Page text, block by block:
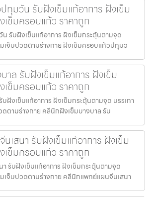
ทุมวัน รับฝังเข็มแก้อาการ ฝังเข็ม
ข็มครอบแก้ว ราคาถูก
รับฝังเข็มแก้อาการ ฝังเข็มกระตุ้นตามจุด
มเจ็บปวดตามร่างกาย ฝังเข็มครอบแก้วปทุมว
าล รับฝังเข็มแก้อาการ ฝังเข็ม
ข็มครอบแก้ว ราคาถูก
ฝังเข็มแก้อาการ ฝังเข็มกระตุ้นตามจุด บรรเทา
ดตามร่างกาย คลีนิกฝังเข็มบางบาล รับ
เสนา รับฝังเข็มแก้อาการ ฝังเข็ม
ข็มครอบแก้ว ราคาถูก
รับฝังเข็มแก้อาการ ฝังเข็มกระตุ้นตามจุด
มเจ็บปวดตามร่างกาย คลีนิกแพทย์แผนจีนเสนา